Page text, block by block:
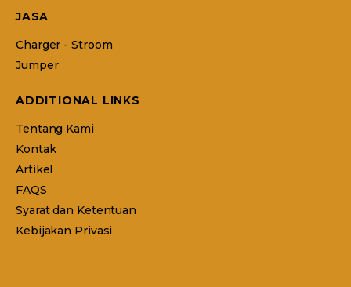
JASA
Charger - Stroom
Jumper
ADDITIONAL LINKS
Tentang Kami
Kontak
Artikel
FAQS
Syarat dan Ketentuan
Kebijakan Privasi